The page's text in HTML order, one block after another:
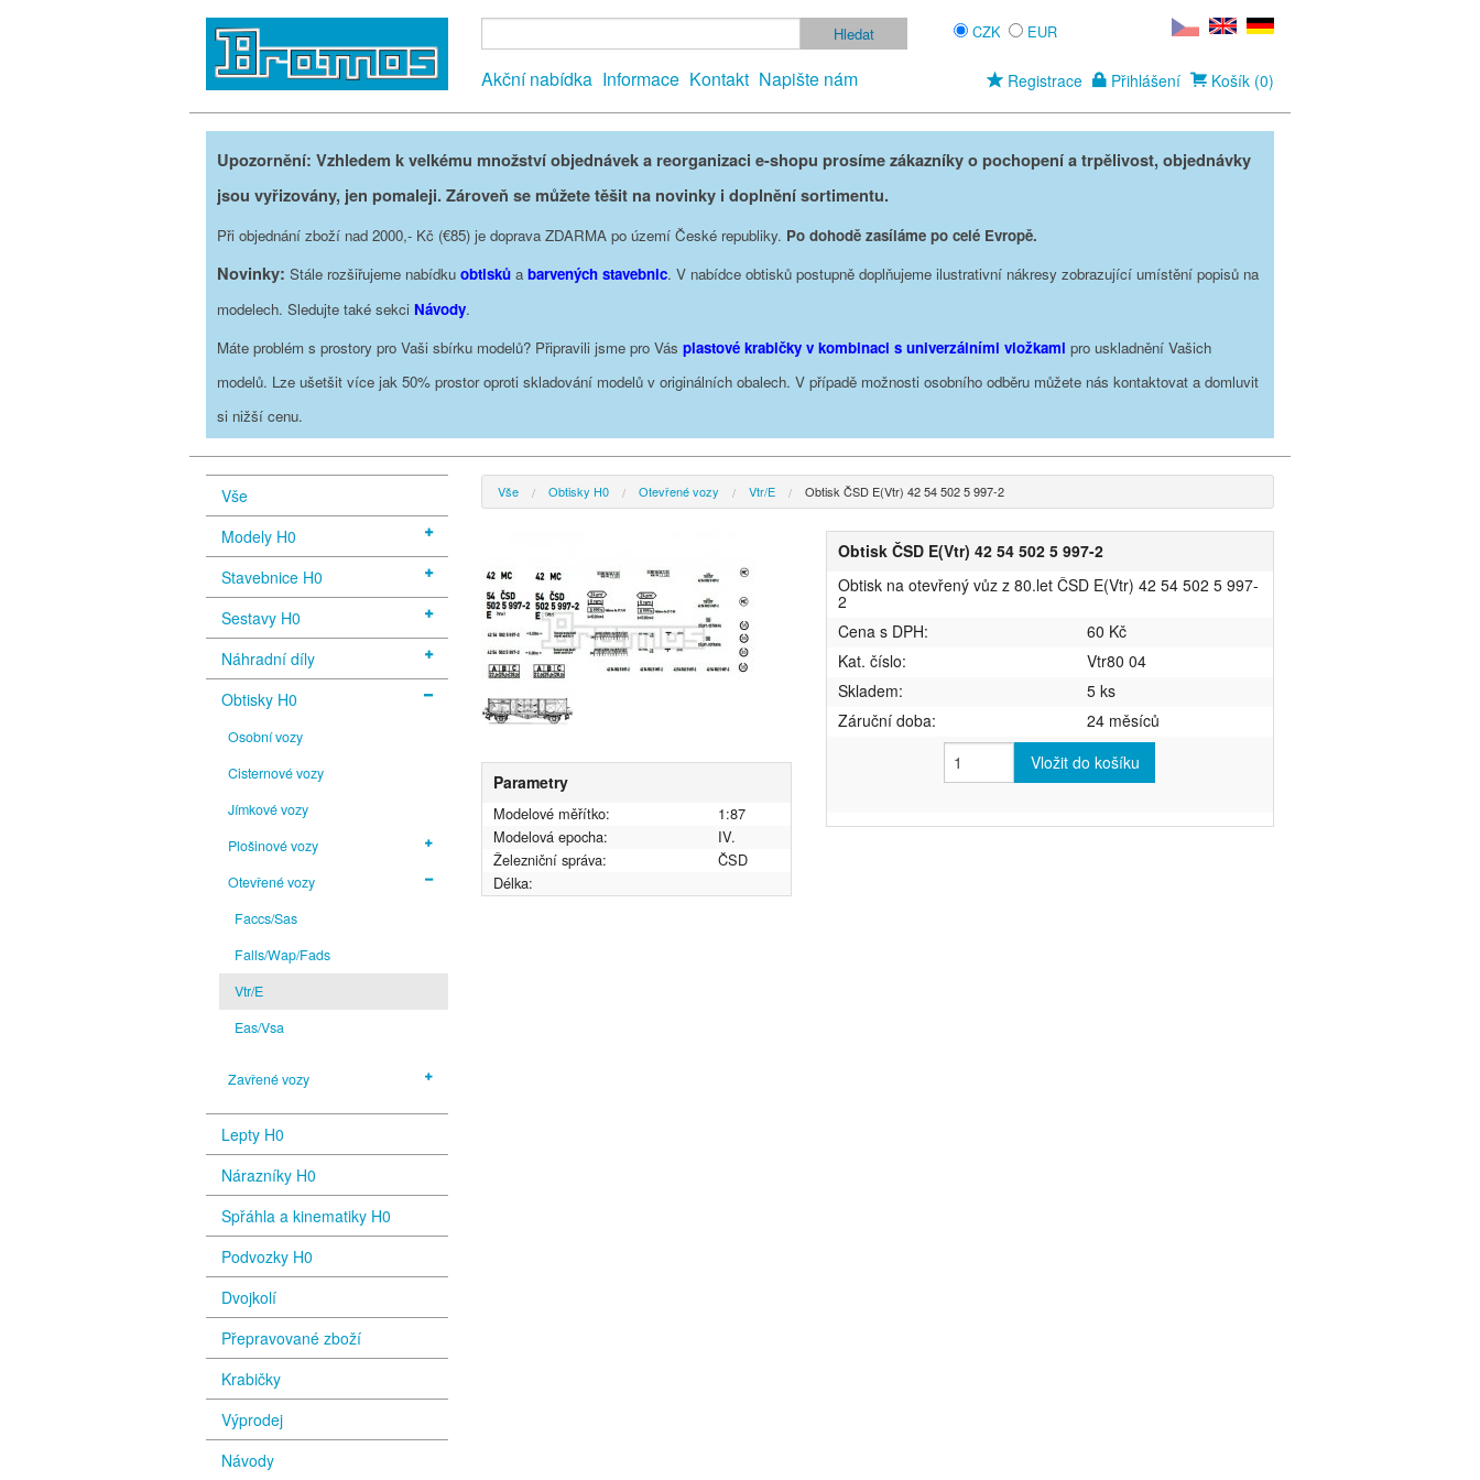
Akční nabídka Informace Kontakt Napište nám
CZK EUR
Registrace Přihlášení Košík (0)
Upozornění: Vzhledem k velkému množství objednávek a reorganizaci e-shopu prosíme zákazníky o pochopení a trpělivost, objednávky
jsou vyřizovány, jen pomaleji. Zároveň se můžete těšit na novinky i doplnění sortimentu.
Při objednání zboží nad 2000,- Kč (€85) je doprava ZDARMA po území České republiky. Po dohodě zasíláme po celé Evropě.
Novinky: Stále rozšiřujeme nabídku obtisků a barvených stavebnic. V nabídce obtisků postupně doplňujeme ilustrativní nákresy zobrazující umístění popisů na
modelech. Sledujte také sekci Návody.
Máte problém s prostory pro Vaši sbírku modelů? Připravili jsme pro Vás plastové krabičky v kombinaci s univerzálními vložkami pro uskladnění Vašich
modelů. Lze ušetšit více jak 50% prostor oproti skladování modelů v originálních obalech. V případě možnosti osobního odběru můžete nás kontaktovat a domluvit
si nižší cenu.
Vše
Modely H0
Stavebnice H0
Sestavy H0
Náhradní díly
Obtisky H0
Osobní vozy
Cisternové vozy
Jímkové vozy
Plošinové vozy
Otevřené vozy
Faccs/Sas
Falls/Wap/Fads
Vtr/E
Eas/Vsa
Zavřené vozy
Lepty H0
Nárazníky H0
Spřáhla a kinematiky H0
Podvozky H0
Dvojkolí
Přepravované zboží
Krabičky
Výprodej
Návody
Vše Obtisky H0 Otevřené vozy Vtr/E Obtisk ČSD E(Vtr) 42 54 502 5 997-2
Parametry
Modelové měřítko:
1:87
Modelová epocha:
IV.
Železniční správa:
ČSD
Délka:
Obtisk ČSD E(Vtr) 42 54 502 5 997-2
Obtisk na otevřený vůz z 80.let ČSD E(Vtr) 42 54 502 5 997-
2
Cena s DPH:
60 Kč
Kat. číslo:
Vtr80 04
Skladem:
5 ks
Záruční doba:
24 měsíců
Vložit do košíku